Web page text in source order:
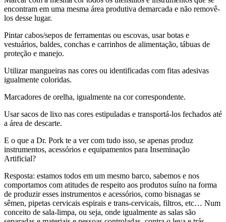
encontram em uma mesma área produtiva demarcada e não removê-
los desse lugar.
Pintar cabos/sepos de ferramentas ou escovas, usar botas e
vestuários, baldes, conchas e carrinhos de alimentação, tábuas de
proteção e manejo.
Utilizar mangueiras nas cores ou identificadas com fitas adesivas
igualmente coloridas.
Marcadores de orelha, igualmente na cor correspondente.
Usar sacos de lixo nas cores estipuladas e transportá-los fechados até
a área de descarte.
E o que a Dr. Pork te a ver com tudo isso, se apenas produz
instrumentos, acessórios e equipamentos para Inseminação
Artificial?
Resposta: estamos todos em um mesmo barco, sabemos e nos
comportamos com atitudes de respeito aos produtos suíno na forma
de produzir esses instrumentos e acessórios, como bisnagas se
sêmen, pipetas cervicais espirais e trans-cervicais, filtros, etc… Num
conceito de sala-limpa, ou seja, onde igualmente as salas são